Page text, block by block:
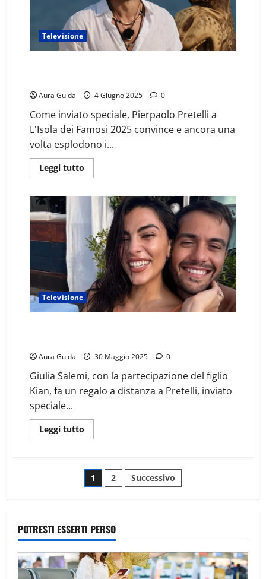
Televisione
Aura Guida 4 Giugno 2025 0
Come inviato speciale, Pierpaolo Pretelli a
L'Isola dei Famosi 2025 convince e ancora una
volta esplodono i...
Leggi tutto
Televisione
Aura Guida 30 Maggio 2025 0
Giulia Salemi, con la partecipazione del figlio
Kian, fa un regalo a distanza a Pretelli, inviato
speciale...
Leggi tutto
1 2 Successivo
POTRESTI ESSERTI PERSO